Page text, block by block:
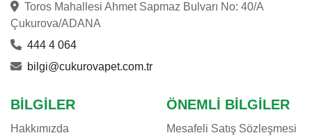
Toros Mahallesi Ahmet Sapmaz Bulvarı No: 40/A
Çukurova/ADANA
444 4 064
bilgi@cukurovapet.com.tr
BILGILER
Hakkımızda
ÖNEMLI BILGILER
Mesafeli Satış Sözleşmesi